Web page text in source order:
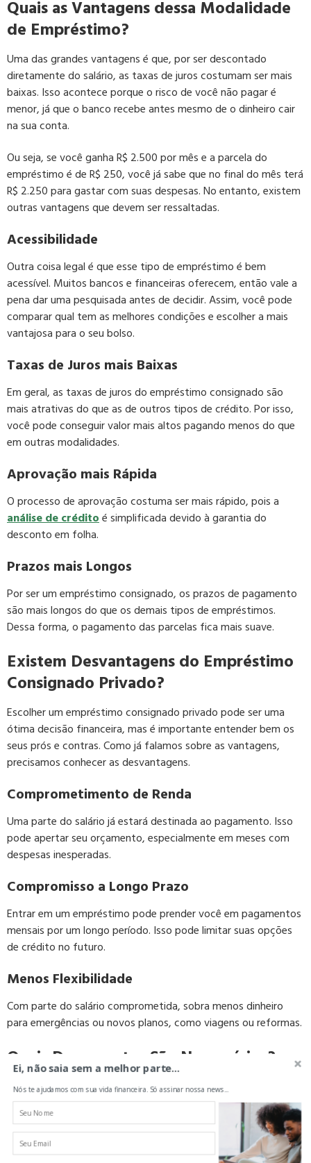
Quais as Vantagens dessa Modalidade
de Empréstimo?
Uma das grandes vantagens é que, por ser descontado
diretamente do salário, as taxas de juros costumam ser mais
baixas. Isso acontece porque o risco de você não pagar é
menor, já que o banco recebe antes mesmo de o dinheiro cair
na sua conta.
Ou seja, se você ganha R$ 2.500 por mês e a parcela do
empréstimo é de R$ 250, você já sabe que no final do mês terá
R$ 2.250 para gastar com suas despesas. No entanto, existem
outras vantagens que devem ser ressaltadas.
Acessibilidade
Outra coisa legal é que esse tipo de empréstimo é bem
acessível. Muitos bancos e financeiras oferecem, então vale a
pena dar uma pesquisada antes de decidir. Assim, você pode
comparar qual tem as melhores condições e escolher a mais
vantajosa para o seu bolso.
Taxas de Juros mais Baixas
Em geral, as taxas de juros do empréstimo consignado são
mais atrativas do que as de outros tipos de crédito. Por isso,
você pode conseguir valor mais altos pagando menos do que
em outras modalidades.
Aprovação mais Rápida
O processo de aprovação costuma ser mais rápido, pois a
análise de créditoé simplificada devido à garantia do
desconto em folha.
Prazos mais Longos
Por ser um empréstimo consignado, os prazos de pagamento
são mais longos do que os demais tipos de empréstimos.
Dessa forma, o pagamento das parcelas fica mais suave.
Existem Desvantagens do Empréstimo
Consignado Privado?
Escolher um empréstimo consignado privado pode ser uma
ótima decisão financeira, mas é importante entender bem os
seus prós e contras. Como já falamos sobre as vantagens,
precisamos conhecer as desvantagens.
Comprometimento de Renda
Uma parte do salário já estará destinada ao pagamento. Isso
pode apertar seu orçamento, especialmente em meses com
despesas inesperadas.
Compromisso a Longo Prazo
Entrar em um empréstimo pode prender você em pagamentos
mensais por um longo período. Isso pode limitar suas opções
de crédito no futuro.
Menos Flexibilidade
Com parte do salário comprometida, sobra menos dinheiro
para emergências ou novos planos, como viagens ou reformas.
Quais Documentos São Necessários?
Pedir um empréstimo consignado privado pode ser mais fácil
quando você sabe quais documentos precisa ter em mãos.
Tudo começa com seu documento de identidade. É só
apresentar o RG ou a CNH, qualquer um que tenha foto e
mostre quem você é.
Ei, não saia sem a melhor parte...
Nós te ajudamos com sua vida financeira. Só assinar nossa news...